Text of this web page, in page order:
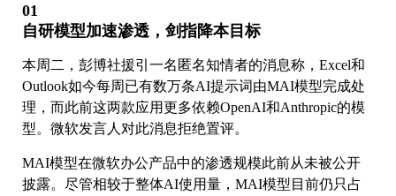
01
自研模型加速渗透，剑指降本目标
本周二，彭博社援引一名匿名知情者的消息称，Excel和
Outlook如今每周已有数万条AI提示词由MAI模型完成处
理，而此前这两款应用更多依赖OpenAI和Anthropic的模
型。微软发言人对此消息拒绝置评。
MAI模型在微软办公产品中的渗透规模此前从未被公开
披露。尽管相较于整体AI使用量，MAI模型目前仍只占